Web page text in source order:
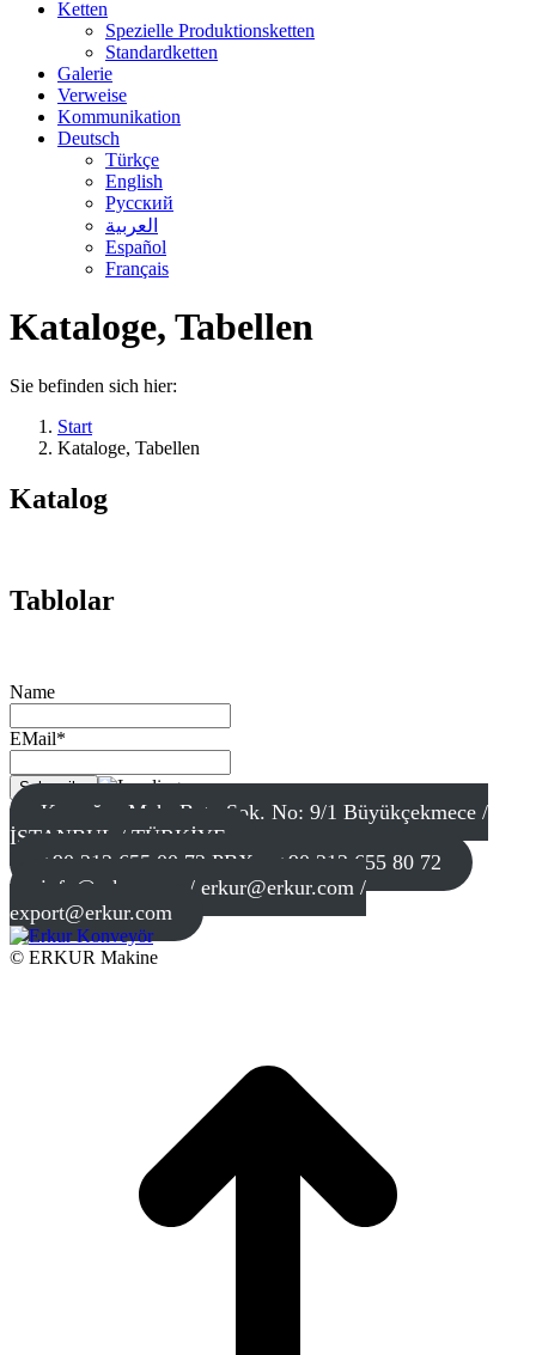
Ketten
Spezielle Produktionsketten
Standardketten
Galerie
Verweise
Kommunikation
Deutsch
Türkçe
English
Русский
العربية
Español
Français
Kataloge, Tabellen
Sie befinden sich hier:
Start
Kataloge, Tabellen
Katalog
Tablolar
Name
EMail*
Karaağaç Mah. Batu Sok. No: 9/1 Büyükçekmece /
İSTANBUL / TÜRKİYE
+90 212 655 00 72 PBX – +90 212 655 80 72
info@erkur.com / erkur@erkur.com /
export@erkur.com
© ERKUR Makine